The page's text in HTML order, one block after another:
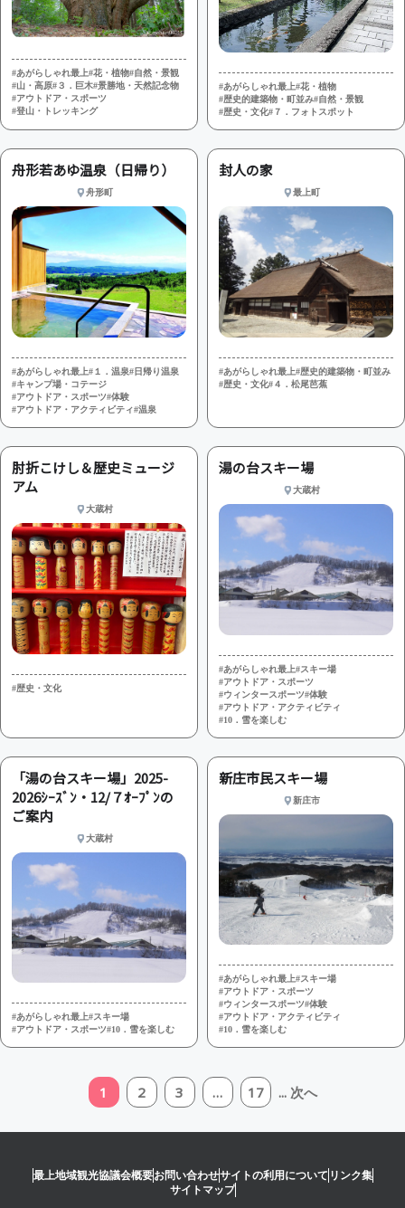
#あがらしゃれ最上#花・植物#自然・景観
#山・高原#３．巨木#景勝地・天然記念物
#アウトドア・スポーツ
#登山・トレッキング
#あがらしゃれ最上#花・植物
#歴史的建築物・町並み#自然・景観
#歴史・文化#７．フォトスポット
舟形若あゆ温泉（日帰り）
舟形町
#あがらしゃれ最上#１．温泉#日帰り温泉
#キャンプ場・コテージ
#アウトドア・スポーツ#体験
#アウトドア・アクティビティ#温泉
封人の家
最上町
#あがらしゃれ最上#歴史的建築物・町並み
#歴史・文化#４．松尾芭蕉
肘折こけし＆歴史ミュージ
アム
大蔵村
#歴史・文化
湯の台スキー場
大蔵村
#あがらしゃれ最上#スキー場
#アウトドア・スポーツ
#ウィンタースポーツ#体験
#アウトドア・アクティビティ
#10．雪を楽しむ
「湯の台スキー場」2025-
2026ｼｰｽﾞﾝ・12/７ｵｰﾌﾟﾝの
ご案内
大蔵村
#あがらしゃれ最上#スキー場
#アウトドア・スポーツ#10．雪を楽しむ
新庄市民スキー場
新庄市
#あがらしゃれ最上#スキー場
#アウトドア・スポーツ
#ウィンタースポーツ#体験
#アウトドア・アクティビティ
#10．雪を楽しむ
1 2 3 … 17 ... 次へ
最上地域観光協議会概要お問い合わせサイトの利用について リンク集
サイトマップ